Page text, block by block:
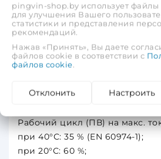
Напряжение : ~ 160 - 240В;
Напряжение холостого хода:
Номинальный выход (MIG): 20-
Номинальный выход (MMA):
Номин.скорость подачи
Рабочий цикл (ПВ) на макс.
при 40°С: 35 % (EN 60974-1);
при 20°С: 60 %;
pingvin-shop.by использует файлы
для улучшения Вашего
статистики и представления
рекомендаций.
Нажав «Принять», Вы даете
файлов cookie в соответствии с
файлов cookie
Отклонить Настроить